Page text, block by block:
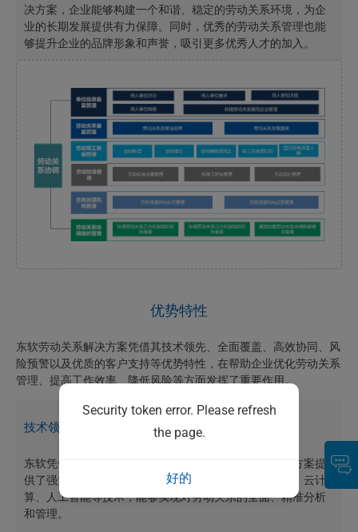
决方案，企业能够构建一个和谐、稳定的劳动关系环境，为企
业的长期发展提供有力保障。同时，优秀的劳动关系管理也能
够提升企业的品牌形象和声誉，吸引更多优秀人才的加入。
优势特性
东软劳动关系解决方案凭借其技术领先、全面覆盖、高效协同、风
险预警以及优质的客户支持等优势特性，在帮助企业优化劳动关系
管理、提高工作效率、降低风险等方面发挥了重要作用。
技术领先与创新能力
东软凭借深厚的技术积累和创新能力，为劳动关系解决方案提
供了强大的技术支持。其解决方案采用了先进的大数据、云计
算、人工智能等技术，能够实现对劳动关系的全面、精准分析
和管理。
Security token error. Please refresh
the page.
好的